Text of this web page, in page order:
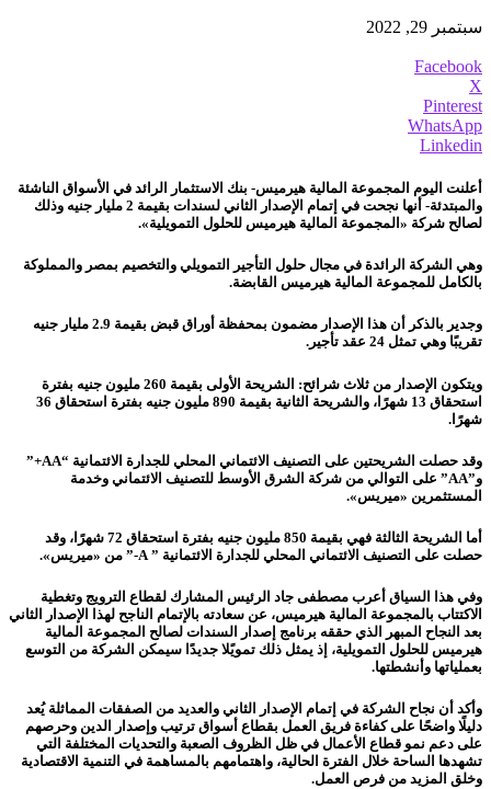
سبتمبر 29, 2022
Facebook
X
Pinterest
WhatsApp
Linkedin
أعلنت اليوم المجموعة المالية هيرميس- بنك الاستثمار الرائد في الأسواق الناشئة
والمبتدئة- أنها نجحت في إتمام الإصدار الثاني لسندات بقيمة 2 مليار جنيه وذلك
لصالح شركة «المجموعة المالية هيرميس للحلول التمويلية».
وهي الشركة الرائدة في مجال حلول التأجير التمويلي والتخصيم بمصر والمملوكة
بالكامل للمجموعة المالية هيرميس القابضة.
وجدير بالذكر أن هذا الإصدار مضمون بمحفظة أوراق قبض بقيمة 2.9 مليار جنيه
تقريبًا وهي تمثل 24 عقد تأجير.
ويتكون الإصدار من ثلاث شرائح: الشريحة الأولى بقيمة 260 مليون جنيه بفترة
استحقاق 13 شهرًا، والشريحة الثانية بقيمة 890 مليون جنيه بفترة استحقاق 36
شهرًا.
وقد حصلت الشريحتين على التصنيف الائتماني المحلي للجدارة الائتمانية “AA+”
و”AA” على التوالي من شركة الشرق الأوسط للتصنيف الائتماني وخدمة
المستثمرين «ميريس».
أما الشريحة الثالثة فهي بقيمة 850 مليون جنيه بفترة استحقاق 72 شهرًا، وقد
حصلت على التصنيف الائتماني المحلي للجدارة الائتمانية ” A-” من «ميريس».
وفي هذا السياق أعرب مصطفى جاد الرئيس المشارك لقطاع الترويج وتغطية
الاكتتاب بالمجموعة المالية هيرميس، عن سعادته بالإتمام الناجح لهذا الإصدار الثاني
بعد النجاح المبهر الذي حققه برنامج إصدار السندات لصالح المجموعة المالية
هيرميس للحلول التمويلية، إذ يمثل ذلك تمويًلا جديدًا سيمكن الشركة من التوسع
بعملياتها وأنشطتها.
وأكد أن نجاح الشركة في إتمام الإصدار الثاني والعديد من الصفقات المماثلة يُعد
دليلًا واضحًا على كفاءة فريق العمل بقطاع أسواق ترتيب وإصدار الدين وحرصهم
على دعم نمو قطاع الأعمال في ظل الظروف الصعبة والتحديات المختلفة التي
تشهدها الساحة خلال الفترة الحالية، واهتمامهم بالمساهمة في التنمية الاقتصادية
وخلق المزيد من فرص العمل.